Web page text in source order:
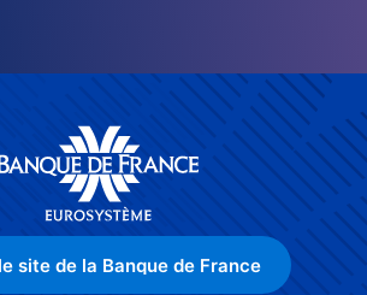
site de la Banque de France